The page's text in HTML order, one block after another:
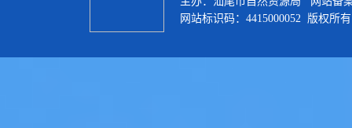
网站标识码：4415000052 版权所